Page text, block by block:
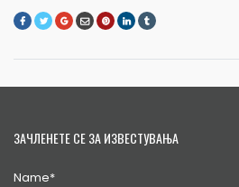
ЗАЧЛЕНЕТЕ СЕ ЗА ИЗВЕСТУВАЊА
Name*